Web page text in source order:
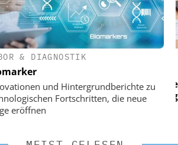
& DIAGNOSTIK
und Hintergrundberichte zu
Fortschritten, die neue
eröffnen
EASY SOFTWARE AG
Personalmanagement: Von digitaler
Ordnung zur KI-fähigen Steuerung